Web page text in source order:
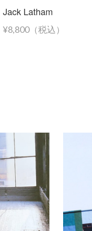
Jack Latham
¥8,800（税込）